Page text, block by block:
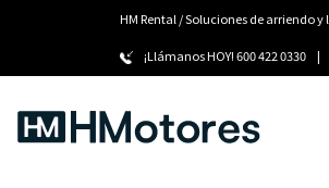
HM Rental / Soluciones de arriendo y
¡Llámanos HOY!600 422 0330 |